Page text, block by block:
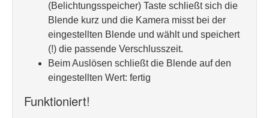
(Belichtungsspeicher) Taste schließt sich die
Blende kurz und die Kamera misst bei der
eingestellten Blende und wählt und speichert
(!) die passende Verschlusszeit.
Beim Auslösen schließt die Blende auf den
eingestellten Wert: fertig
Funktioniert!